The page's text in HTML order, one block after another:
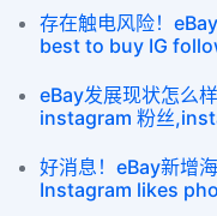
存在触电风险！
best to buy IG
eBay发展现状怎么
instagram 粉丝
好消息！eBay新增
Instagram likes